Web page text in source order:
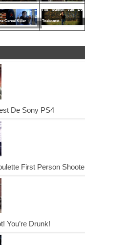
Cereal Killer
Het Gamen Van De
Toekomst
De Sony PS4
First Person Shooter
You’re Drunk!